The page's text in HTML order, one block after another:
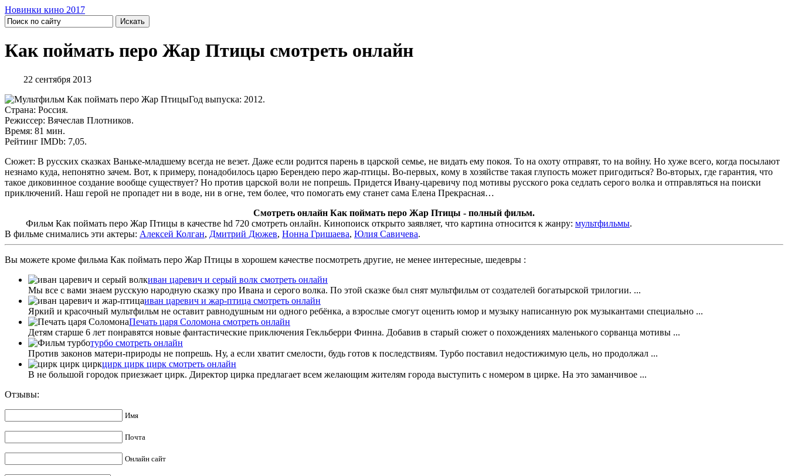
Новинки кино 2017
Как поймать перо Жар Птицы смотреть онлайн
22 сентября 2013
Год выпуска: 2012.
Страна: Россия.
Режиссер: Вячеслав Плотников.
Время: 81 мин.
Рейтинг IMDb: 7,05.
Сюжет: В русских сказках Ваньке-младшему всегда не везет. Даже если родится парень в царской семье, не видать ему покоя. То на охоту отправят, то на войну. Но хуже всего, когда посылают
незнамо куда, непонятно зачем. Вот, к примеру, понадобилось царю Берендею перо жар-птицы. Во-первых, кому в хозяйстве такая глупость может пригодиться? Во-вторых, где гарантия, что
такое диковинное создание вообще существует? Но против царской воли не попрешь. Придется Ивану-царевичу под мотивы русского рока седлать серого волка и отправляться на поиски
приключений. Наш герой не пропадет ни в воде, ни в огне, тем более, что помогать ему станет сама Елена Прекрасная…
Смотреть онлайн Как поймать перо Жар Птицы - полный фильм.
Фильм Как поймать перо Жар Птицы в качестве hd 720 смотреть онлайн. Кинопоиск открыто заявляет, что картина относится к жанру: мультфильмы.
В фильме снимались эти актеры: Алексей Колган, Дмитрий Дюжев, Нонна Гришаева, Юлия Савичева.
Вы можете кроме фильма Как поймать перо Жар Птицы в хорошем качестве посмотреть другие, не менее интересные, шедевры :
иван царевич и серый волк смотреть онлайн
Мы все с вами знаем русскую народную сказку про Ивана и серого волка. По этой сказке был снят мультфильм от создателей богатырской трилогии. ...
иван царевич и жар-птица смотреть онлайн
Яркий и красочный мультфильм не оставит равнодушным ни одного ребёнка, а взрослые смогут оценить юмор и музыку написанную рок музыкантами специально ...
Печать царя Соломона смотреть онлайн
Детям старше 6 лет понравятся новые фантастические приключения Гекльберри Финна. Добавив в старый сюжет о похождениях маленького сорванца мотивы ...
турбо смотреть онлайн
Против законов матери-природы не попрешь. Ну, а если хватит смелости, будь готов к последствиям. Турбо поставил недостижимую цель, но продолжал ...
цирк цирк цирк смотреть онлайн
В не большой городок приезжает цирк. Директор цирка предлагает всем желающим жителям города выступить с номером в цирке. На это заманчивое ...
Отзывы:
Имя
Почта
Онлайн сайт